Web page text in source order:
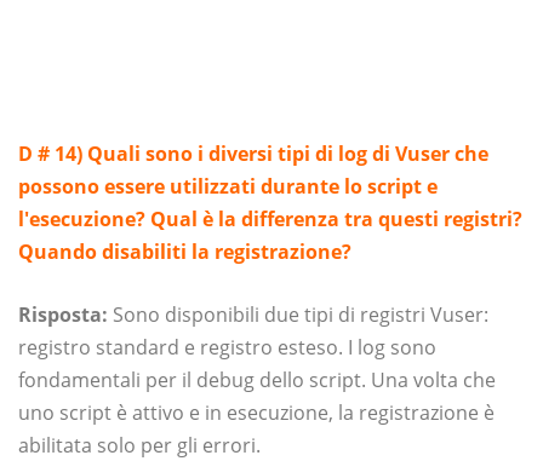
D # 14) Quali sono i diversi tipi di log di Vuser che
possono essere utilizzati durante lo script e
l'esecuzione? Qual è la differenza tra questi registri?
Quando disabiliti la registrazione?
Risposta: Sono disponibili due tipi di registri Vuser:
registro standard e registro esteso. I log sono
fondamentali per il debug dello script. Una volta che
uno script è attivo e in esecuzione, la registrazione è
abilitata solo per gli errori.